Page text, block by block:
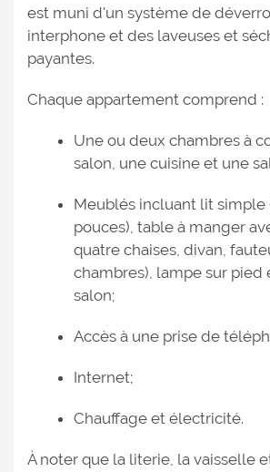
est muni d'un système de
interphone et des laveuses et
payantes.
Chaque appartement comprend :
Une ou deux chambres à
salon, une cuisine et une
Meublés incluant lit simple
pouces), table à manger
quatre chaises, divan,
chambres), lampe sur pied
salon;
Accès à une prise de
Internet;
Chauffage et électricité.
À noter que la literie, la vaisselle